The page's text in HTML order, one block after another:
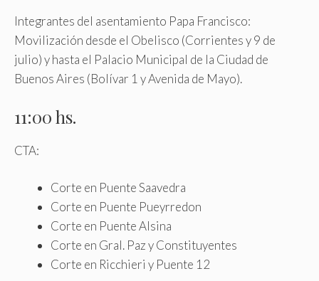
Integrantes del asentamiento Papa Francisco:
Movilización desde el Obelisco (Corrientes y 9 de
julio) y hasta el Palacio Municipal de la Ciudad de
Buenos Aires (Bolívar 1 y Avenida de Mayo).
11:00 hs.
CTA:
Corte en Puente Saavedra
Corte en Puente Pueyrredon
Corte en Puente Alsina
Corte en Gral. Paz y Constituyentes
Corte en Ricchieri y Puente 12